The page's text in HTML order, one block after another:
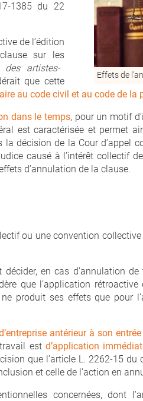
Effets de
1385 du 22
de l’édition
sur les
des artistes-
que cette
au code civil et au code de la
dans le temps, pour un motif
est caractérisée et permet
décision de la Cour d’appel
causé à l’intérêt collectif
d’annulation de la clause.
ou une convention
en cas d’annulation
que l’application rétroactive
produit ses effets que pour
antérieur à son
travail estd’application
que l’article L. 2262-15
et celle de l’action en
concernées, dont